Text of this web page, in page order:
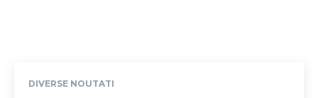
DIVERSE NOUTATI